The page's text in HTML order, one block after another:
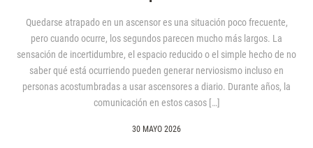
Quedarse atrapado en un ascensor es una situación poco frecuente,
pero cuando ocurre, los segundos parecen mucho más largos. La
sensación de incertidumbre, el espacio reducido o el simple hecho de no
saber qué está ocurriendo pueden generar nerviosismo incluso en
personas acostumbradas a usar ascensores a diario. Durante años, la
comunicación en estos casos […]
30 MAYO 2026